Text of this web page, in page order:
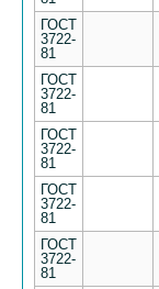
ГОСТ
3722-
81
ГОСТ
3722-
81
ГОСТ
3722-
81
ГОСТ
3722-
81
ГОСТ
3722-
81